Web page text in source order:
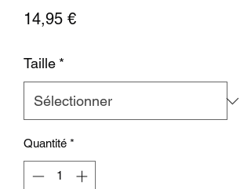
14,95 €Prix
Taille *
Quantité *